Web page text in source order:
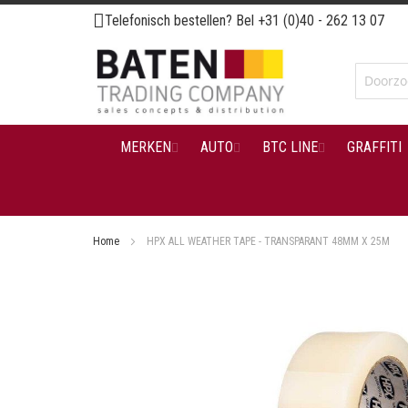
Ga
naar
de
inhoud
Telefonisch bestellen? Bel +31 (0)40 - 262 13 07
MERKEN AUTO BTC LINE GRAFFITI
Home HPX ALL WEATHER TAPE - TRANSPARANT 48MM X 25M